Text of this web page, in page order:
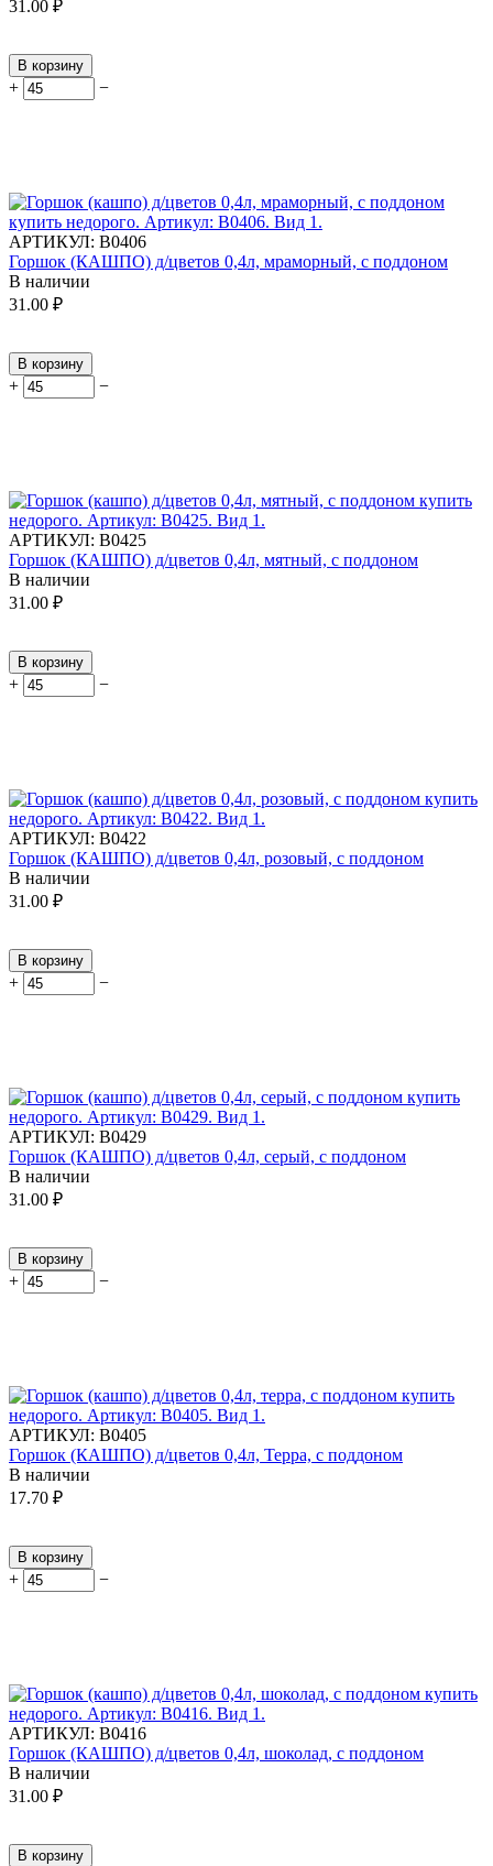
31.00 ₽
В корзину
+ −
АРТИКУЛ: В0406
Горшок (КАШПО) д/цветов 0,4л, мраморный, с поддоном
В наличии
31.00 ₽
В корзину
+ −
АРТИКУЛ: В0425
Горшок (КАШПО) д/цветов 0,4л, мятный, с поддоном
В наличии
31.00 ₽
В корзину
+ −
АРТИКУЛ: В0422
Горшок (КАШПО) д/цветов 0,4л, розовый, с поддоном
В наличии
31.00 ₽
В корзину
+ −
АРТИКУЛ: В0429
Горшок (КАШПО) д/цветов 0,4л, серый, с поддоном
В наличии
31.00 ₽
В корзину
+ −
АРТИКУЛ: В0405
Горшок (КАШПО) д/цветов 0,4л, Терра, с поддоном
В наличии
17.70 ₽
В корзину
+ −
АРТИКУЛ: В0416
Горшок (КАШПО) д/цветов 0,4л, шоколад, с поддоном
В наличии
31.00 ₽
В корзину